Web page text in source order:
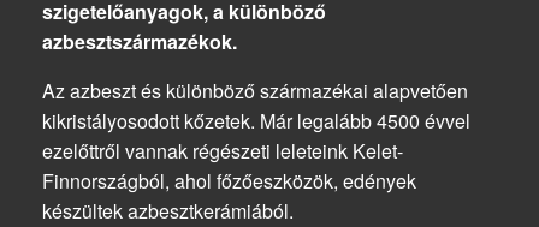
szigetelőanyagok, a különböző
azbesztszármazékok.
Az azbeszt és különböző származékai alapvetően
kikristályosodott kőzetek. Már legalább 4500 évvel
ezelőttről vannak régészeti leleteink Kelet-
Finnországból, ahol főzőeszközök, edények
készültek azbesztkerámiából.